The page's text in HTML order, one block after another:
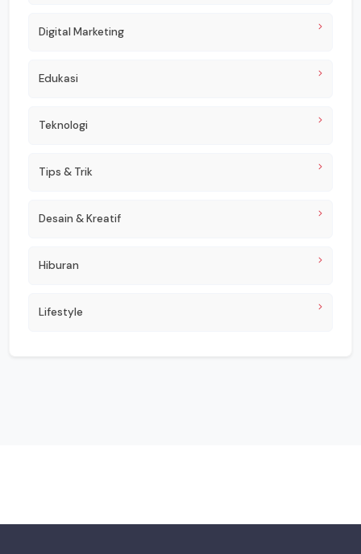
Digital Marketing
Edukasi
Teknologi
Tips & Trik
Desain & Kreatif
Hiburan
Lifestyle